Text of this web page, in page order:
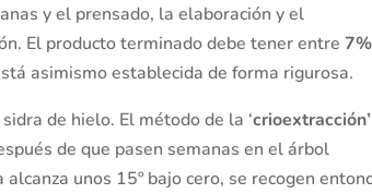
y el prensado, la elaboración y el
El producto terminado debe tener entre
asimismo establecida de forma rigurosa.
de hielo. El método de la ‘crioextracción’
de que pasen semanas en el árbol
unos 15º bajo cero, se recogen